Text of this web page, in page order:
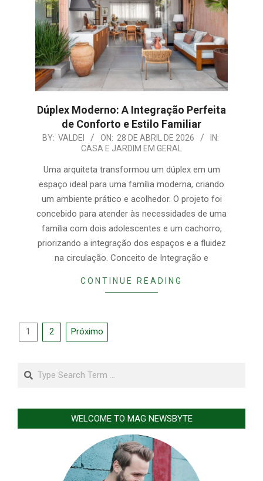
Dúplex Moderno: A Integração Perfeita
de Conforto e Estilo Familiar
2026-
28
BY: VALDEI ON: 28 DE ABRIL DE 2026
IN:
CASA E JARDIM EM GERAL
Uma arquiteta transformou um dúplex em um
espaço ideal para uma família moderna, criando
um ambiente prático e acolhedor. O projeto foi
concebido para atender às necessidades de uma
família com dois adolescentes e um cachorro,
priorizando a integração dos espaços e a fluidez
na circulação. Conceito de Integração e
CONTINUE READING
Paginação
posts
1 2 Próximo
WELCOME TO MAG NEWSBYTE